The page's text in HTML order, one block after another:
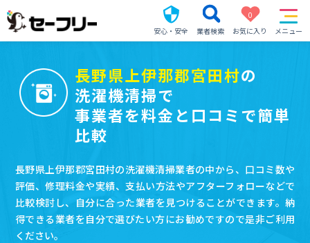
安心・安全 業者検索
0
お気に入り
メニュー
長野県上伊那郡宮田村の
洗濯機清掃で
事業者を料金と口コミで簡単
比較
長野県上伊那郡宮田村の洗濯機清掃業者の中から、口コミ数や
評価、修理料金や実績、支払い方法やアフターフォローなどで
比較検討し、自分に合った業者を見つけることができます。納
得できる業者を自分で選びたい方にお勧めですので是非ご利用
ください。